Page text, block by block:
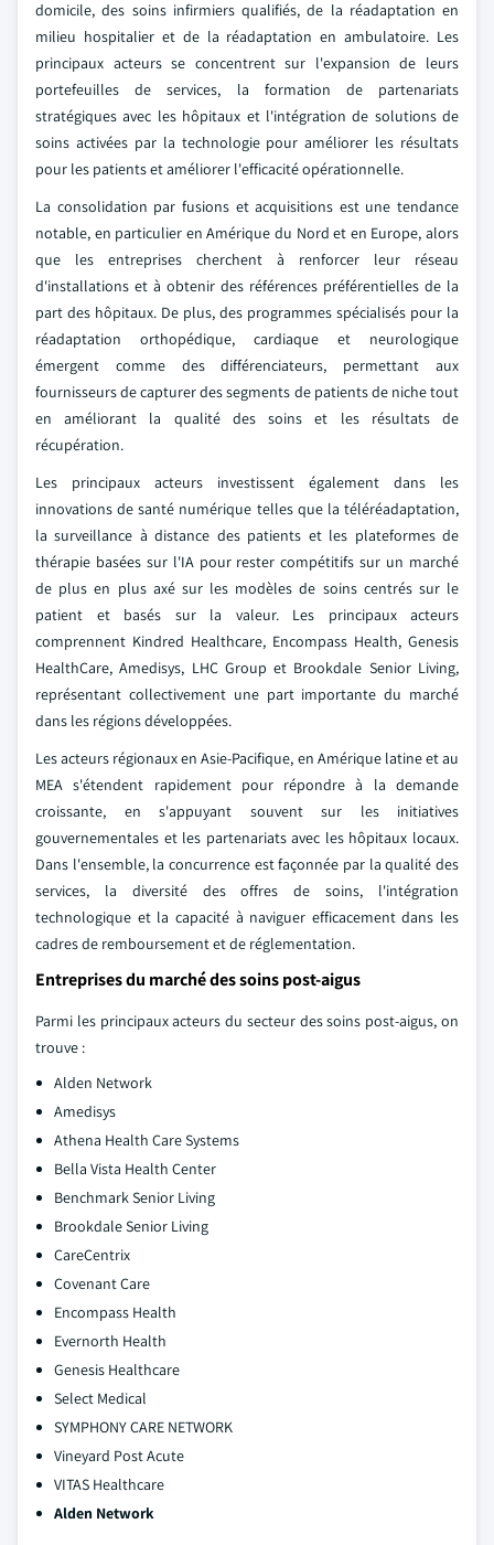
domicile, des soins infirmiers qualifiés, de la réadaptation en
milieu hospitalier et de la réadaptation en ambulatoire. Les
principaux acteurs se concentrent sur l'expansion de leurs
portefeuilles de services, la formation de partenariats
stratégiques avec les hôpitaux et l'intégration de solutions de
soins activées par la technologie pour améliorer les résultats
pour les patients et améliorer l'efficacité opérationnelle.
La consolidation par fusions et acquisitions est une tendance
notable, en particulier en Amérique du Nord et en Europe, alors
que les entreprises cherchent à renforcer leur réseau
d'installations et à obtenir des références préférentielles de la
part des hôpitaux. De plus, des programmes spécialisés pour la
réadaptation orthopédique, cardiaque et neurologique
émergent comme des différenciateurs, permettant aux
fournisseurs de capturer des segments de patients de niche tout
en améliorant la qualité des soins et les résultats de
récupération.
Les principaux acteurs investissent également dans les
innovations de santé numérique telles que la téléréadaptation,
la surveillance à distance des patients et les plateformes de
thérapie basées sur l'IA pour rester compétitifs sur un marché
de plus en plus axé sur les modèles de soins centrés sur le
patient et basés sur la valeur. Les principaux acteurs
comprennent Kindred Healthcare, Encompass Health, Genesis
HealthCare, Amedisys, LHC Group et Brookdale Senior Living,
représentant collectivement une part importante du marché
dans les régions développées.
Les acteurs régionaux en Asie-Pacifique, en Amérique latine et au
MEA s'étendent rapidement pour répondre à la demande
croissante, en s'appuyant souvent sur les initiatives
gouvernementales et les partenariats avec les hôpitaux locaux.
Dans l'ensemble, la concurrence est façonnée par la qualité des
services, la diversité des offres de soins, l'intégration
technologique et la capacité à naviguer efficacement dans les
cadres de remboursement et de réglementation.
Entreprises du marché des soins post-aigus
Parmi les principaux acteurs du secteur des soins post-aigus, on
trouve :
Alden Network
Amedisys
Athena Health Care Systems
Bella Vista Health Center
Benchmark Senior Living
Brookdale Senior Living
CareCentrix
Covenant Care
Encompass Health
Evernorth Health
Genesis Healthcare
Select Medical
SYMPHONY CARE NETWORK
Vineyard Post Acute
VITAS Healthcare
Alden Network